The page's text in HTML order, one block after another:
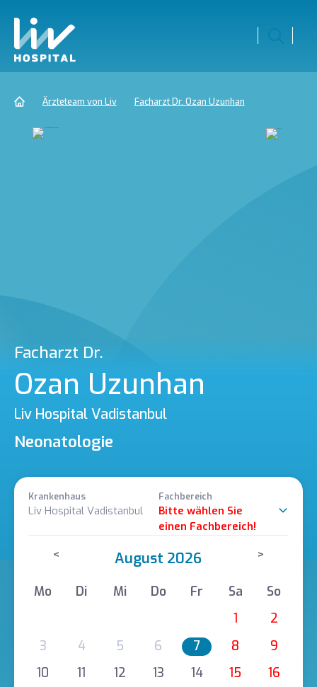
Ärzteteam von Liv Facharzt Dr. Ozan Uzunhan
Facharzt Dr.
Ozan Uzunhan
Liv Hospital Vadistanbul
Neonatologie
Krankenhaus
Liv Hospital Vadistanbul
Fachbereich
Bitte wählen Sie
einen Fachbereich!
< August 2026 >
Mo Di Mi Do Fr Sa
So
1
2
3
4 5 6 7 8
9
10
11 12 13 14 15
16